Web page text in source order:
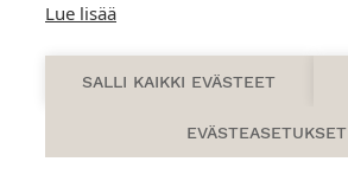
Lue lisää
SALLI KAIKKI EVÄSTEET
EVÄSTEASETUKSET